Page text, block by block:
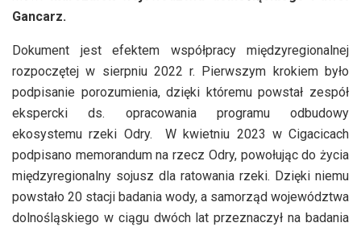
Gancarz.
Dokument jest efektem współpracy międzyregionalnej
rozpoczętej w sierpniu 2022 r. Pierwszym krokiem było
podpisanie porozumienia, dzięki któremu powstał zespół
ekspercki ds. opracowania programu odbudowy
ekosystemu rzeki Odry. W kwietniu 2023 w Cigacicach
podpisano memorandum na rzecz Odry, powołując do życia
międzyregionalny sojusz dla ratowania rzeki. Dzięki niemu
powstało 20 stacji badania wody, a samorząd województwa
dolnośląskiego w ciągu dwóch lat przeznaczył na badania